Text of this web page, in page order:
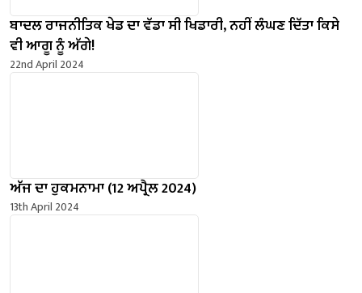
ਬਾਦਲ ਰਾਜਨੀਤਿਕ ਖੇਡ ਦਾ ਵੱਡਾ ਸੀ ਖਿਡਾਰੀ, ਨਹੀਂ ਲੰਘਣ ਦਿੱਤਾ ਕਿਸੇ
ਵੀ ਆਗੂ ਨੂੰ ਅੱਗੇ!
22nd April 2024
ਅੱਜ ਦਾ ਹੁਕਮਨਾਮਾ (12 ਅਪ੍ਰੈਲ 2024)
13th April 2024